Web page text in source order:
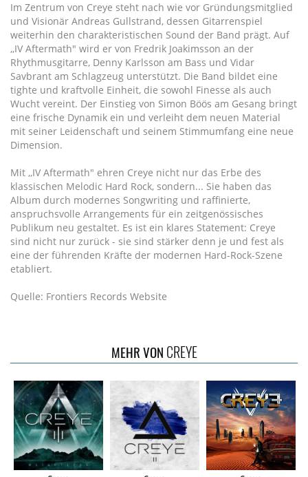
Im Zentrum von Creye steht nach wie vor Gründungsmitglied
und Visionär Andreas Gullstrand, dessen Gitarrenspiel
weiterhin den charakteristischen Sound der Band prägt. Auf
,,IV Aftermath" wird er von Fredrik Joakimsson an der
Rhythmusgitarre, Denny Karlsson am Bass und Vidar
Savbrant am Schlagzeug unterstützt. Die Band bildet eine
tighte und kraftvolle Einheit, die sowohl Finesse als auch
Wucht vereint. Der Einstieg von Simon Böös am Gesang bringt
eine frische Dynamik ein und verleiht dem neuen Material
mit seiner Leidenschaft und seinem Stimmumfang eine neue
Dimension.
Mit ,,IV Aftermath" ehren Creye nicht nur das Erbe des
klassischen Melodic Hard Rock, sondern... Sie haben das
Album durch modernes Songwriting und raffinierte,
anspruchsvolle Arrangements für ein zeitgenössisches
Publikum neu gestaltet. Es ist ein klares Statement: Creye
sind nicht nur zurück - sie sind stärker denn je und fest als
eine der führenden Kräfte der modernen Hard-Rock-Szene
etabliert.
Quelle: Frontiers Records Website
MEHR VON CREYE